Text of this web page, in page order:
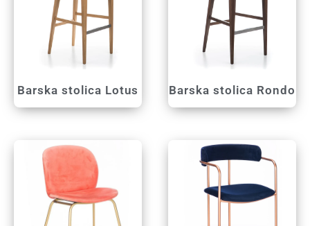
Barska stolica Lotus Barska stolica Rondo